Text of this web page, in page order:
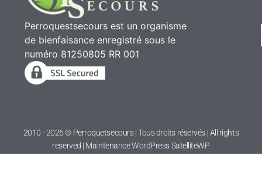
Perroquestsecours est un organisme
de bienfaisance enregistré sous le
numéro 81250805 RR 001
2010 - 2026 © Perroquetsecours | Tous droits réservés | All rights
reserved | Maintenance WordPressSatelliteWP